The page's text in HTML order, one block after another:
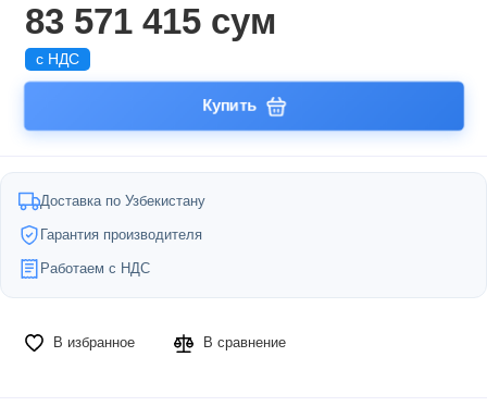
83 571 415 сум
с НДС
Купить
Доставка по Узбекистану
Гарантия производителя
Работаем с НДС
В избранное В сравнение